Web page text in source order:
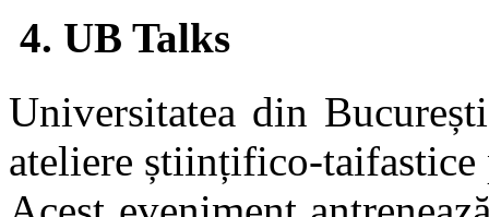
4. UB Talks
Universitatea din
ateliere științifico-taifastice